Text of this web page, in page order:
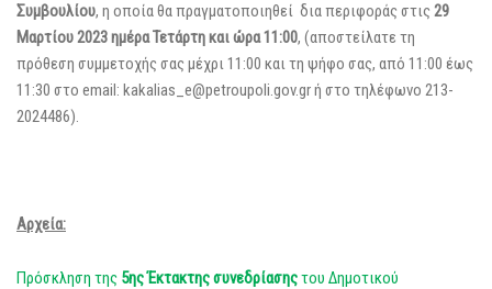
Συμβουλίου, η οποία θα πραγματοποιηθεί δια περιφοράς στις 29
Μαρτίου 2023 ημέρα Τετάρτη και ώρα 11:00, (αποστείλατε τη
πρόθεση συμμετοχής σας μέχρι 11:00 και τη ψήφο σας, από 11:00 έως
11:30 στο email: kakalias_e@petroupoli.gov.gr ή στο τηλέφωνο 213-
2024486).
Αρχεία:
Πρόσκληση της 5ης Έκτακτηςσυνεδρίασηςτου Δημοτικού